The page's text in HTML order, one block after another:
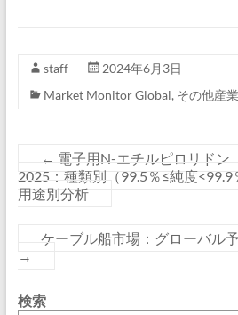
staff
2024年6月3日
Market Monitor Global, その他産業
← 電子用N-エチルピロリドン
2025：種類別（99.5％≤純度<99.9
用途別分析
ケーブル船市場：グローバル
→
検索